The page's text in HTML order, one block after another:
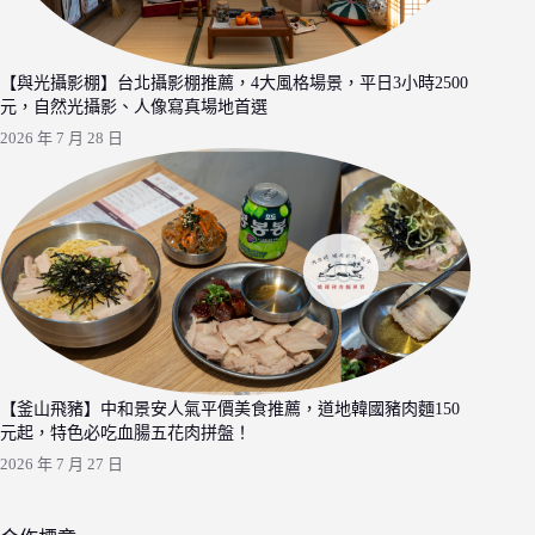
【與光攝影棚】台北攝影棚推薦，4大風格場景，平日3小時2500
元，自然光攝影、人像寫真場地首選
2026 年 7 月 28 日
【釜山飛豬】中和景安人氣平價美食推薦，道地韓國豬肉麵150
元起，特色必吃血腸五花肉拼盤！
2026 年 7 月 27 日